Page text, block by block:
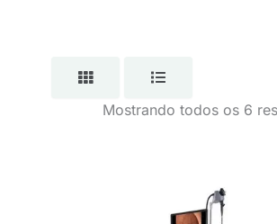
Mostrando todos os 6